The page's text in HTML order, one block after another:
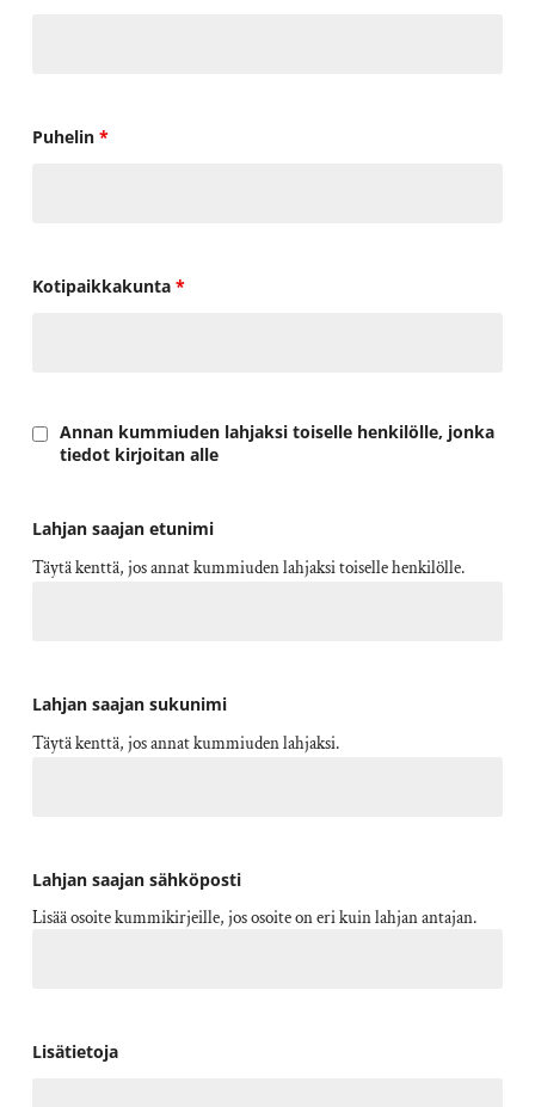
Puhelin *
Kotipaikkakunta *
Annan kummiuden lahjaksi toiselle henkilölle, jonka
tiedot kirjoitan alle
Lahjan saajan etunimi
Täytä kenttä, jos annat kummiuden lahjaksi toiselle henkilölle.
Lahjan saajan sukunimi
Täytä kenttä, jos annat kummiuden lahjaksi.
Lahjan saajan sähköposti
Lisää osoite kummikirjeille, jos osoite on eri kuin lahjan antajan.
Lisätietoja